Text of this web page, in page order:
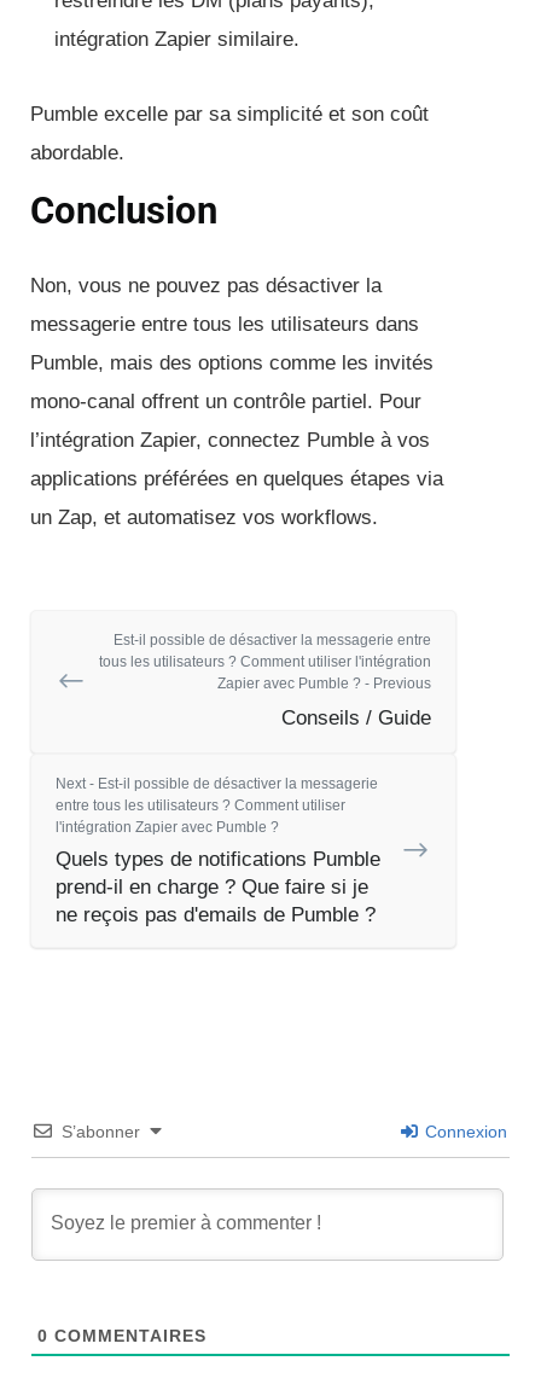
intégration Zapier similaire.
Pumble excelle par sa simplicité et son coût
abordable.
Conclusion
Non, vous ne pouvez pas désactiver la
messagerie entre tous les utilisateurs dans
Pumble, mais des options comme les invités
mono-canal offrent un contrôle partiel. Pour
l’intégration Zapier, connectez Pumble à vos
applications préférées en quelques étapes via
un Zap, et automatisez vos workflows.
Est-il possible de désactiver la messagerie entre
tous les utilisateurs ? Comment utiliser l'intégration
Zapier avec Pumble ? - Previous
Conseils / Guide
Next - Est-il possible de désactiver la messagerie
entre tous les utilisateurs ? Comment utiliser
l'intégration Zapier avec Pumble ?
Quels types de notifications Pumble
prend-il en charge ? Que faire si je
ne reçois pas d'emails de Pumble ?
S’abonner Connexion
0 COMMENTAIRES